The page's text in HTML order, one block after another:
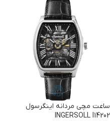
ساعت مچی مردانه اینگرسول
INGERSOLL I14202